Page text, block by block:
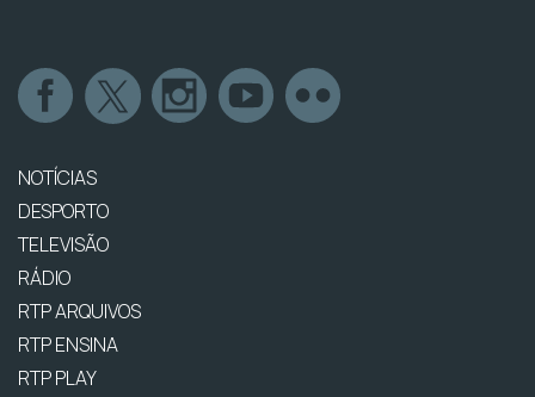
NOTÍCIAS
DESPORTO
TELEVISÃO
RÁDIO
RTP ARQUIVOS
RTP ENSINA
RTP PLAY